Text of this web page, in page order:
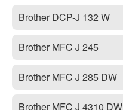
Brother DCP-J 132 W
Brother MFC J 245
Brother MFC J 285 DW
Brother MFC J 4310 DW